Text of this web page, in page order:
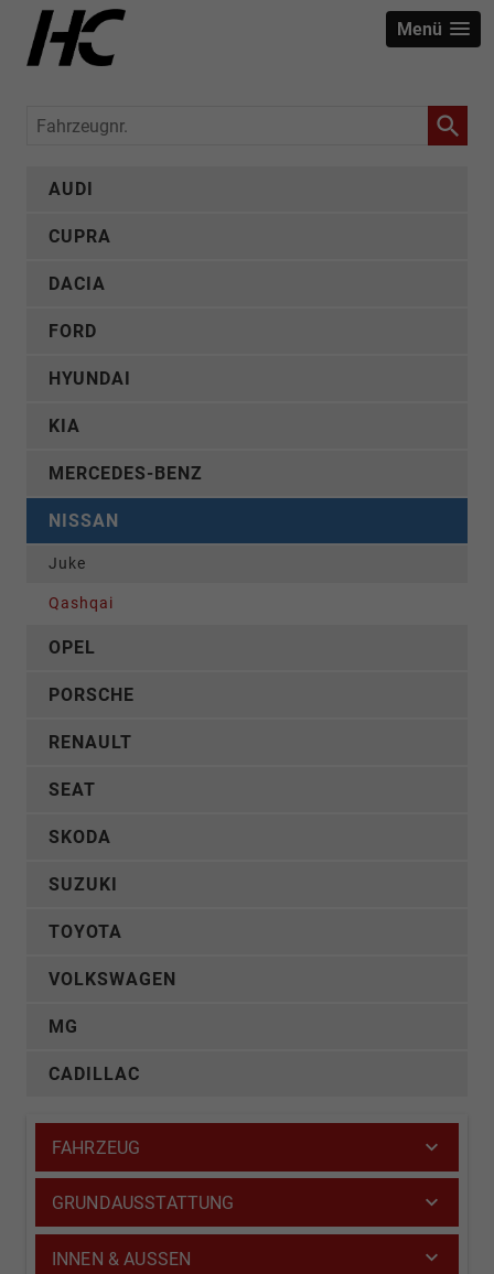
Menü
Fahrzeugnr.
AUDI
CUPRA
DACIA
FORD
HYUNDAI
KIA
MERCEDES-BENZ
NISSAN
Juke
Qashqai
OPEL
PORSCHE
RENAULT
SEAT
SKODA
SUZUKI
TOYOTA
VOLKSWAGEN
MG
CADILLAC
FAHRZEUG
GRUNDAUSSTATTUNG
INNEN & AUSSEN